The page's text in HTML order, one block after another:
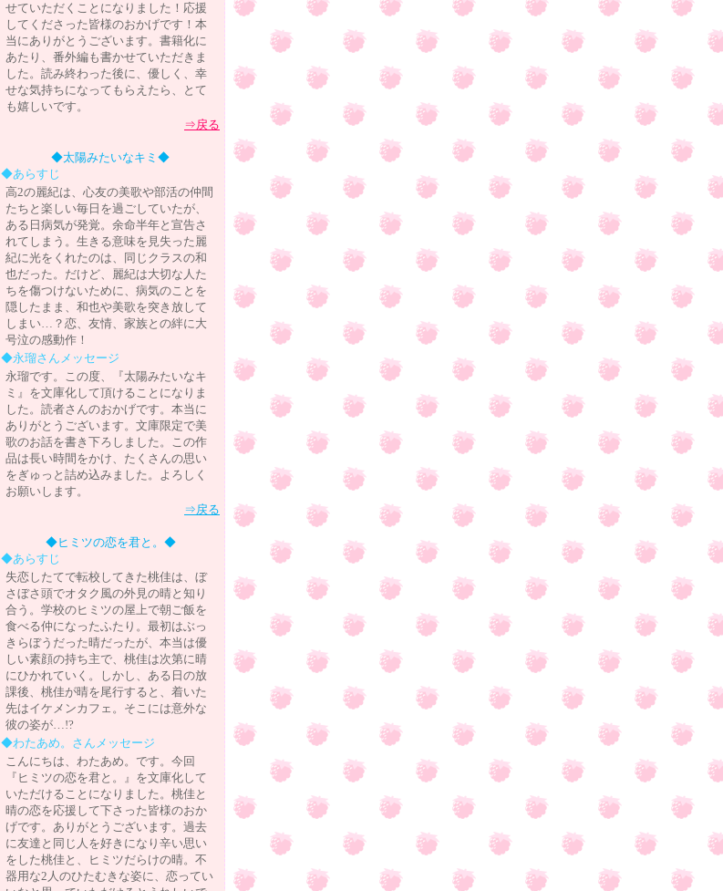
せていただくことになりました！応援
してくださった皆様のおかげです！本
当にありがとうございます。書籍化に
あたり、番外編も書かせていただきま
した。読み終わった後に、優しく、幸
せな気持ちになってもらえたら、とて
も嬉しいです。
⇒戻る
◆太陽みたいなキミ◆
◆あらすじ
高2の麗紀は、心友の美歌や部活の仲間
たちと楽しい毎日を過ごしていたが、
ある日病気が発覚。余命半年と宣告さ
れてしまう。生きる意味を見失った麗
紀に光をくれたのは、同じクラスの和
也だった。だけど、麗紀は大切な人た
ちを傷つけないために、病気のことを
隠したまま、和也や美歌を突き放して
しまい…？恋、友情、家族との絆に大
号泣の感動作！
◆永瑠さんメッセージ
永瑠です。この度、『太陽みたいなキ
ミ』を文庫化して頂けることになりま
した。読者さんのおかげです。本当に
ありがとうございます。文庫限定で美
歌のお話を書き下ろしました。この作
品は長い時間をかけ、たくさんの思い
をぎゅっと詰め込みました。よろしく
お願いします。
⇒戻る
◆ヒミツの恋を君と。◆
◆あらすじ
失恋したてで転校してきた桃佳は、ぼ
さぼさ頭でオタク風の外見の晴と知り
合う。学校のヒミツの屋上で朝ご飯を
食べる仲になったふたり。最初はぶっ
きらぼうだった晴だったが、本当は優
しい素顔の持ち主で、桃佳は次第に晴
にひかれていく。しかし、ある日の放
課後、桃佳が晴を尾行すると、着いた
先はイケメンカフェ。そこには意外な
彼の姿が…!?
◆わたあめ。さんメッセージ
こんにちは、わたあめ。です。今回
『ヒミツの恋を君と。』を文庫化して
いただけることになりました。桃佳と
晴の恋を応援して下さった皆様のおか
げです。ありがとうございます。過去
に友達と同じ人を好きになり辛い思い
をした桃佳と、ヒミツだらけの晴。不
器用な2人のひたむきな姿に、恋ってい